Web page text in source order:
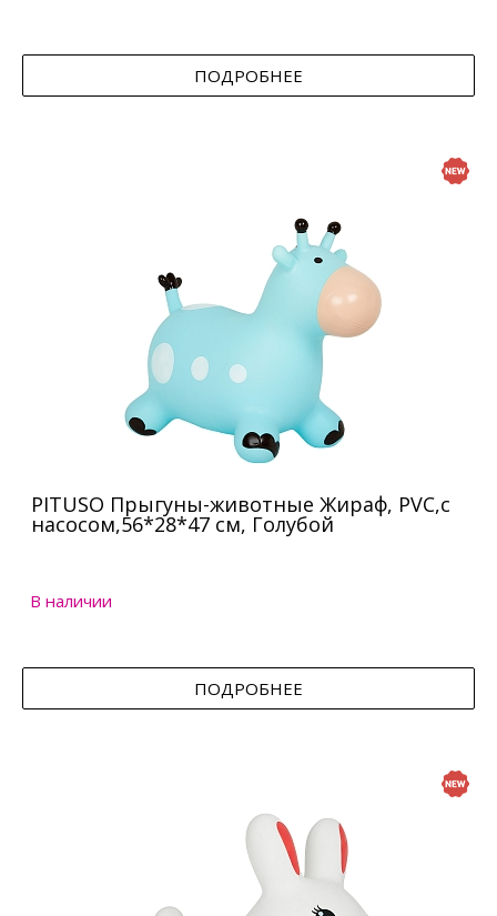
ПОДРОБНЕЕ
PITUSO Прыгуны-животные Жираф, PVC,с
насосом,56*28*47 см, Голубой
В наличии
ПОДРОБНЕЕ